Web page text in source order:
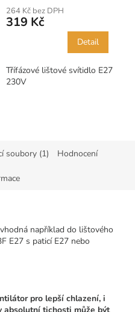
264 Kč bez DPH
319 Kč
Detail
Třífázové lištové svítidlo E27
230V
soubory (1) Hodnocení
například do lištového
E27 s paticí E27 nebo
pro lepší chlazení, i
absolutní tichosti může být